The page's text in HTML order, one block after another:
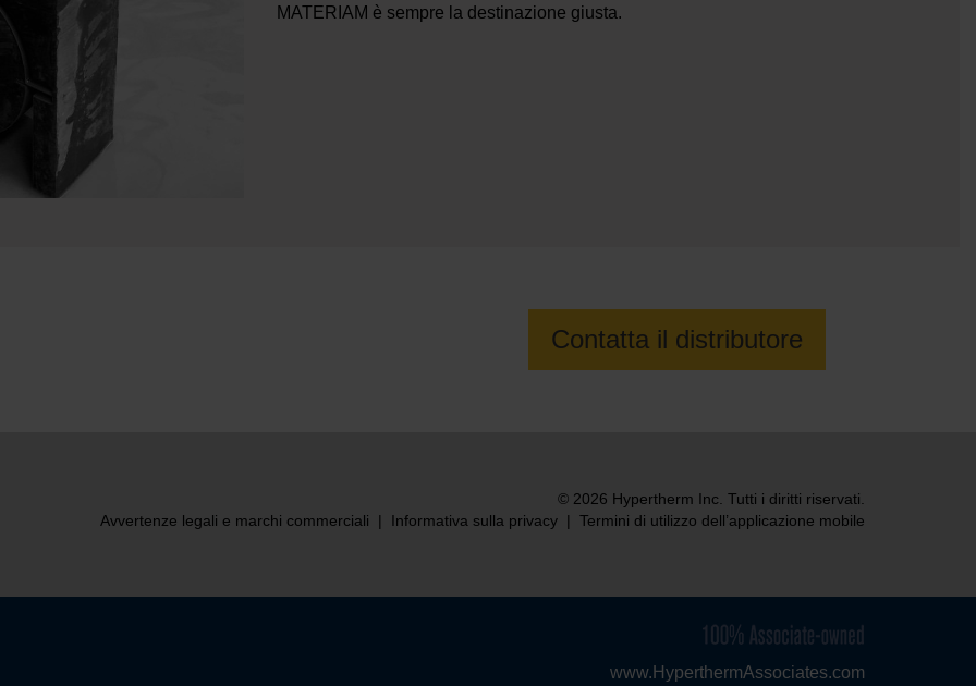
MATERIAM è sempre la destinazione giusta.
Contatta il distributore
© 2026 Hypertherm Inc. Tutti i diritti riservati.
Avvertenze legali e marchi commerciali
| Informativa sulla privacy | Termini di utilizzo dell’applicazione mobile
www.HyperthermAssociates.com